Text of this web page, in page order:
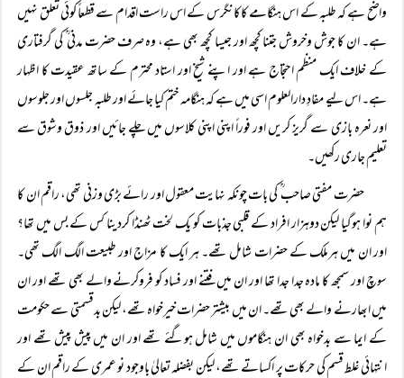
واضح ہے کہ طلبہ کے اس ہنگامے کاکانگرس کے اس راست اقدام سے قطعاً کوئی تعلق نہیں
ہے۔ ان کا جوش وخروش جتنا کچھ اور جیسا کچھ بھی ہے، وہ صرف حضرت مدنی ؒ کی گرفتاری
کے خلاف ایک منظم احتجاج ہے اور اپنے شیخ اور استاد محترم کے ساتھ عقیدت کا اظہار
ہے۔ اس لیے مفادِ دارالعلوم اسی میں ہے کہ ہنگامہ ختم کیا جائے اور طلبہ جلسوں اور جلوسوں
اور نعرہ بازی سے گریز کریں اور فوراً اپنی اپنی کلاسوں میں چلے جائیں اور ذوق وشوق سے
تعلیم جاری رکھیں۔
حضرت مفتی صاحب ؒ کی بات چونکہ نہایت معقول اور رائے بڑی وزنی تھی، راقم ان کا
ہم نوا ہوگیا لیکن دوہزار افراد کے قلبی جذبات کو یک لخت ٹھنڈا کردینا کس کے بس میں تھا؟
اور ان میں ہرملک کے حضرات شامل تھے۔ ہر ایک کا مزاج اور طبیعت الگ الگ تھی۔
سوچ اور سمجھ کا مادہ جدا جدا تھا اور ان میں فتنے اور فساد کو فروکرنے والے بھی تھے اور ان
میں ابھارنے والے بھی تھے۔ ان میں بیشتر حضرات خیرخواہ تھے، لیکن بدقسمتی سے حکومت
کے ایما سے بدخواہ بھی ان ہنگاموں میں شامل ہوگئے تھے اور ان میں پیش پیش تھے اور
انتہائی غلط قسم کی حرکات پر اکساتے تھے، لیکن بفضلہ تعالیٰ باوجود نو عمری کے راقم ان کے